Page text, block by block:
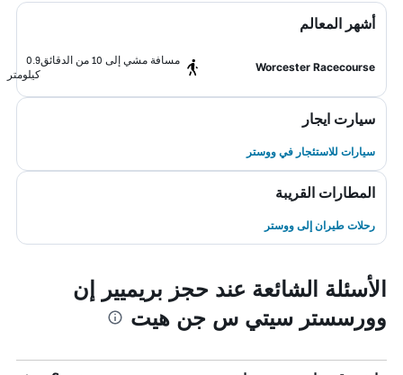
أشهر المعالم
Worcester Racecourse
مسافة مشي إلى 10 من الدقائق
0.9
كيلومتر
سيارت ايجار
سيارات للاستئجار في ووستر
المطارات القريبة
رحلات طيران إلى ووستر
الأسئلة الشائعة عند حجز بريميير إن
وورسستر سيتي س جن هيت